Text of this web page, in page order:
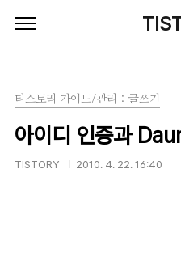
티스토리 가이드/관리 : 글쓰기
아이디 인증과
TISTORY 2010. 4. 22. 16:40